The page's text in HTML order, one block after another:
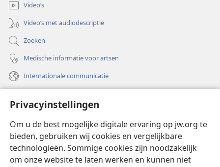
Privacyinstellingen
Om u de best mogelijke digitale ervaring op jw.org te
bieden, gebruiken wij cookies en vergelijkbare
technologieën. Sommige cookies zijn noodzakelijk
om onze website te laten werken en kunnen niet
Video’s
Video’s met audiodescriptie
Zoeken
Medische informatie voor artsen
Internationale communicatie
(opent
nieuw
venster)Watchtower ONLINE LIBRARY™
(opent
nieuw